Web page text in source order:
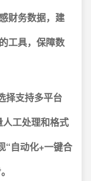
财务数据，建
工具，保障数
择支持多平台
工处理和格式
“自动化+一键合